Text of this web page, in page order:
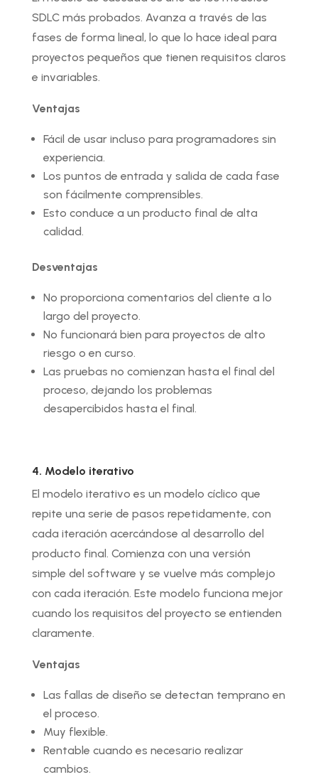
SDLC más probados. Avanza a través de las
fases de forma lineal, lo que lo hace ideal para
proyectos pequeños que tienen requisitos claros
e invariables.
Ventajas
Fácil de usar incluso para programadores sin
experiencia.
Los puntos de entrada y salida de cada fase
son fácilmente comprensibles.
Esto conduce a un producto final de alta
calidad.
Desventajas
No proporciona comentarios del cliente a lo
largo del proyecto.
No funcionará bien para proyectos de alto
riesgo o en curso.
Las pruebas no comienzan hasta el final del
proceso, dejando los problemas
desapercibidos hasta el final.
4. Modelo iterativo
El modelo iterativo es un modelo cíclico que
repite una serie de pasos repetidamente, con
cada iteración acercándose al desarrollo del
producto final. Comienza con una versión
simple del software y se vuelve más complejo
con cada iteración. Este modelo funciona mejor
cuando los requisitos del proyecto se entienden
claramente.
Ventajas
Las fallas de diseño se detectan temprano en
el proceso.
Muy flexible.
Rentable cuando es necesario realizar
cambios.